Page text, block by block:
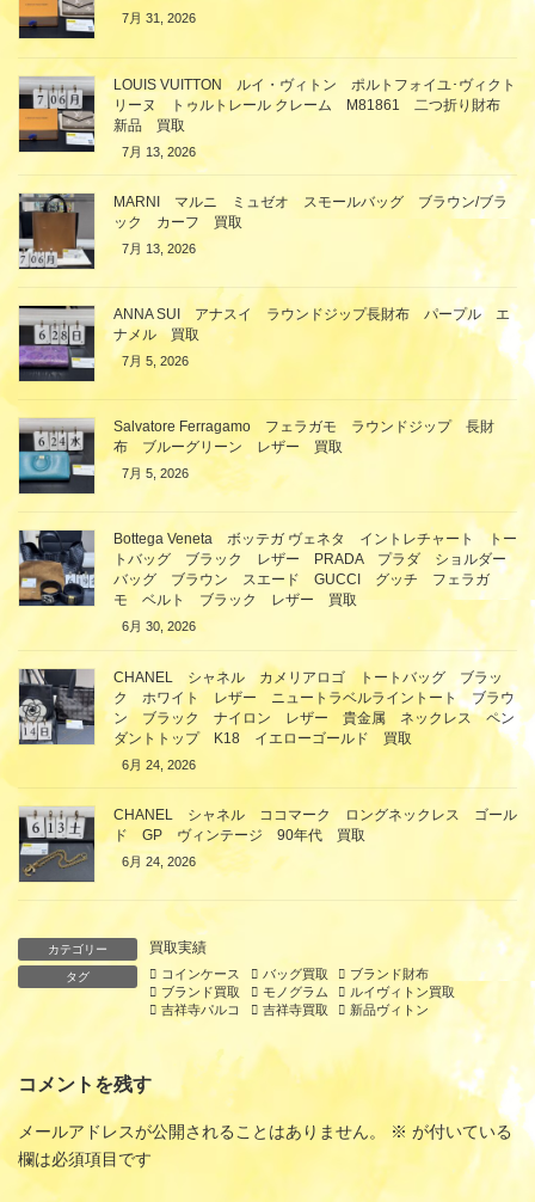
7月 31, 2026
LOUIS VUITTON ルイ・ヴィトン ポルトフォイユ･ヴィクト
リーヌ トゥルトレール クレーム M81861 二つ折り財布
新品 買取
7月 13, 2026
MARNI マルニ ミュゼオ スモールバッグ ブラウン/ブラ
ック カーフ 買取
7月 13, 2026
ANNA SUI アナスイ ラウンドジップ長財布 パープル エ
ナメル 買取
7月 5, 2026
Salvatore Ferragamo フェラガモ ラウンドジップ 長財
布 ブルーグリーン レザー 買取
7月 5, 2026
Bottega Veneta ボッテガ ヴェネタ イントレチャート トー
トバッグ ブラック レザー PRADA プラダ ショルダー
バッグ ブラウン スエード GUCCI グッチ フェラガ
モ ベルト ブラック レザー 買取
6月 30, 2026
CHANEL シャネル カメリアロゴ トートバッグ ブラッ
ク ホワイト レザー ニュートラベルライントート ブラウ
ン ブラック ナイロン レザー 貴金属 ネックレス ペン
ダントトップ K18 イエローゴールド 買取
6月 24, 2026
CHANEL シャネル ココマーク ロングネックレス ゴール
ド GP ヴィンテージ 90年代 買取
6月 24, 2026
カテゴリー 買取実績
タグ コインケース バッグ買取
ブランド財布
ブランド買取
モノグラム
ルイヴィトン買取
吉祥寺パルコ
吉祥寺買取 新品ヴィトン
コメントを残す
メールアドレスが公開されることはありません。 ※ が付いている
欄は必須項目です